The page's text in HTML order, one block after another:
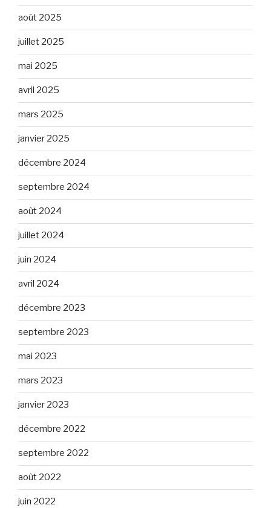
août 2025
juillet 2025
mai 2025
avril 2025
mars 2025
janvier 2025
décembre 2024
septembre 2024
août 2024
juillet 2024
juin 2024
avril 2024
décembre 2023
septembre 2023
mai 2023
mars 2023
janvier 2023
décembre 2022
septembre 2022
août 2022
juin 2022